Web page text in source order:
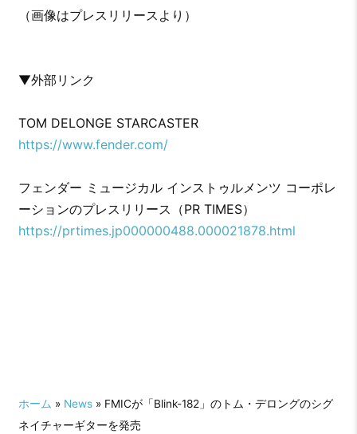
（画像はプレスリリースより）
▼外部リンク
TOM DELONGE STARCASTER
https://www.fender.com/
フェンダー ミュージカル インストゥルメンツ コーポレ
ーションのプレスリリース（PR TIMES）
https://prtimes.jp000000488.000021878.html
ホーム » News» FMICが「Blink-182」のトム・デロングのシグ
ネイチャーギターを発売